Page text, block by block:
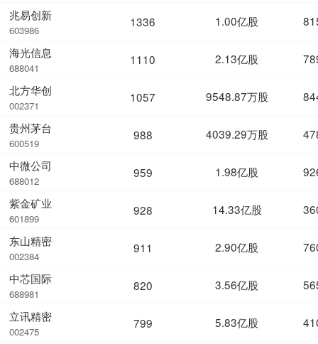
兆易创新
603986
海光信息
688041
北方华创
002371
贵州茅台
600519
中微公司
688012
紫金矿业
601899
东山精密
002384
中芯国际
688981
立讯精密
002475
1336 1.00亿股
1110 2.13亿股
1057 9548.87万股
988 4039.29万股
959 1.98亿股
928 14.33亿股
911 2.90亿股
820 3.56亿股
799 5.83亿股